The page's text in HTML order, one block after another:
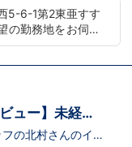
覧下さい。
】※お手
トしてURLを開い
。そのような時は1
らのご連絡お待ち
400,000 日圓起
種語言者優先
5-6-1第2東亜すす
す。 入社後の転
市中区 ・京急線
営地下鉄阪東橋
浜線関内駅 ■札
下鉄南北線すすき
ュー】未経験
フが語る職場
の北村さんのイン